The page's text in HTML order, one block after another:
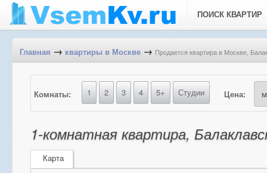
ПОИСК КВАРТИР
Главная → квартиры в Москве → Продается квартира в Москве,
Комнаты: 1 2 3 4 5+ Студии Цена:
1-комнатная квартира,
Карта